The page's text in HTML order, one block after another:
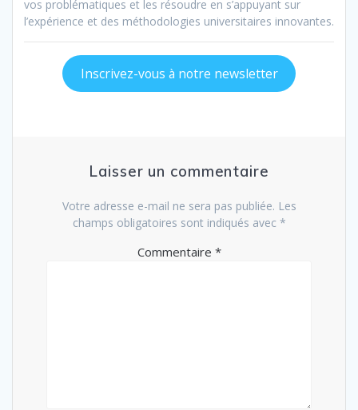
vos problématiques et les résoudre en s’appuyant sur
l’expérience et des méthodologies universitaires innovantes.
Inscrivez-vous à notre newsletter
Laisser un commentaire
Votre adresse e-mail ne sera pas publiée. Les
champs obligatoires sont indiqués avec *
Commentaire *